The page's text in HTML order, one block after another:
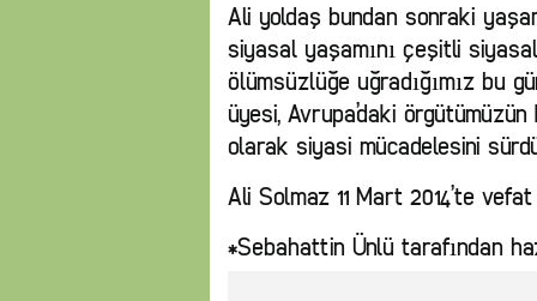
Ali yoldaş bundan sonraki
siyasal yaşamını çeşitli
ölümsüzlüğe uğradığımız bu
üyesi, Avrupa’daki
olarak siyasi mücadelesini
Ali Solmaz 11 Mart 2014’te
*Sebahattin Ünlü tarafından